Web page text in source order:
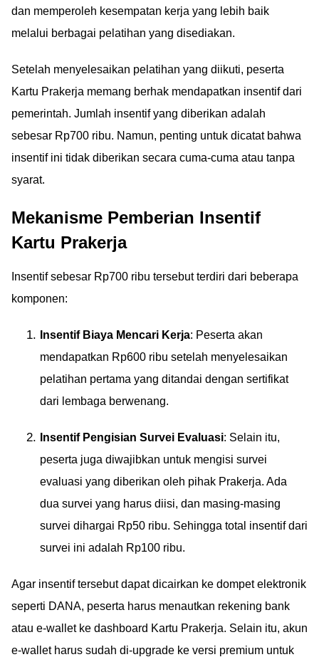
dan memperoleh kesempatan kerja yang lebih baik
melalui berbagai pelatihan yang disediakan.
Setelah menyelesaikan pelatihan yang diikuti, peserta
Kartu Prakerja memang berhak mendapatkan insentif dari
pemerintah. Jumlah insentif yang diberikan adalah
sebesar Rp700 ribu. Namun, penting untuk dicatat bahwa
insentif ini tidak diberikan secara cuma-cuma atau tanpa
syarat.
Mekanisme Pemberian Insentif
Kartu Prakerja
Insentif sebesar Rp700 ribu tersebut terdiri dari beberapa
komponen:
Insentif Biaya Mencari Kerja: Peserta akan
mendapatkan Rp600 ribu setelah menyelesaikan
pelatihan pertama yang ditandai dengan sertifikat
dari lembaga berwenang.
Insentif Pengisian Survei Evaluasi: Selain itu,
peserta juga diwajibkan untuk mengisi survei
evaluasi yang diberikan oleh pihak Prakerja. Ada
dua survei yang harus diisi, dan masing-masing
survei dihargai Rp50 ribu. Sehingga total insentif dari
survei ini adalah Rp100 ribu.
Agar insentif tersebut dapat dicairkan ke dompet elektronik
seperti DANA, peserta harus menautkan rekening bank
atau e-wallet ke dashboard Kartu Prakerja. Selain itu, akun
e-wallet harus sudah di-upgrade ke versi premium untuk